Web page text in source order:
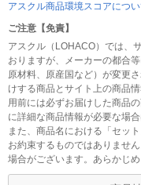
アスクル商品環境スコアにつ
ご注意【免責】
アスクル（LOHACO）では、
おりますが、メーカーの都合
原材料、原産国など）が変更
けする商品とサイト上の商品
用前には必ずお届けした商品
に詳細な商品情報が必要な場
また、商品名における「セッ
お約束するものではありませ
場合がございます。あらかじめ